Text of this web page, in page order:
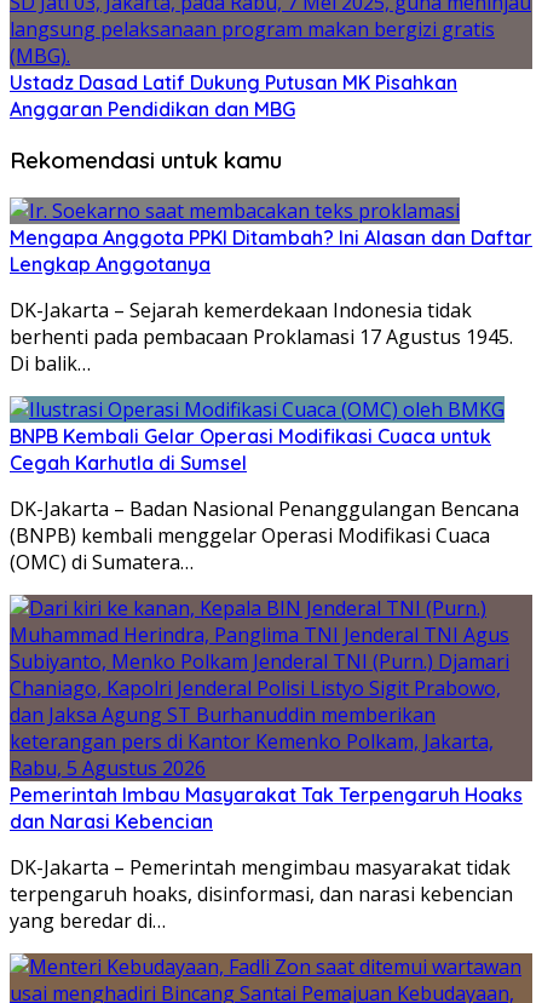
Ustadz Dasad Latif Dukung Putusan MK Pisahkan
Anggaran Pendidikan dan MBG
Rekomendasi untuk kamu
Mengapa Anggota PPKI Ditambah? Ini Alasan dan Daftar
Lengkap Anggotanya
DK-Jakarta – Sejarah kemerdekaan Indonesia tidak
berhenti pada pembacaan Proklamasi 17 Agustus 1945.
Di balik…
BNPB Kembali Gelar Operasi Modifikasi Cuaca untuk
Cegah Karhutla di Sumsel
DK-Jakarta – Badan Nasional Penanggulangan Bencana
(BNPB) kembali menggelar Operasi Modifikasi Cuaca
(OMC) di Sumatera…
Pemerintah Imbau Masyarakat Tak Terpengaruh Hoaks
dan Narasi Kebencian
DK-Jakarta – Pemerintah mengimbau masyarakat tidak
terpengaruh hoaks, disinformasi, dan narasi kebencian
yang beredar di…